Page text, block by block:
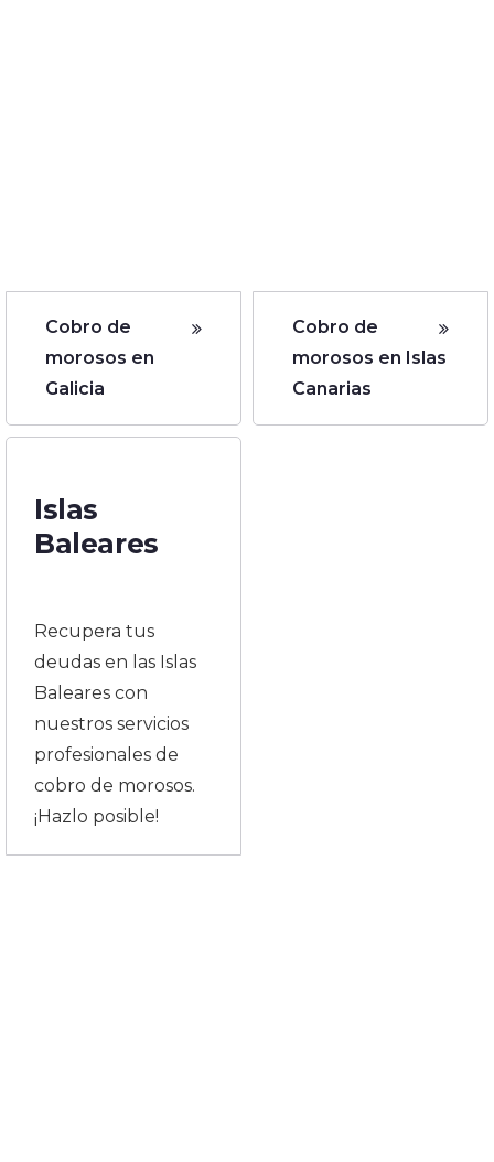
Cobro de
morosos en
Galicia
Cobro de
morosos en Islas
Canarias
Islas
Baleares
Recupera tus
deudas en las Islas
Baleares con
nuestros servicios
profesionales de
cobro de morosos.
¡Hazlo posible!